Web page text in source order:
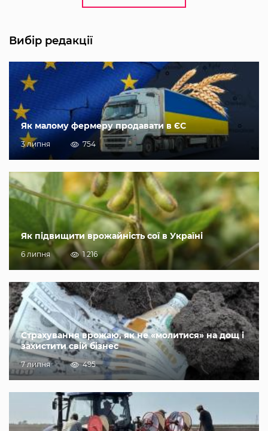
Вибір редакції
Як малому фермеру продавати в ЄС
3 липня 754
Як підвищити врожайність сої в Україні
6 липня 1 216
Страхування врожаю, як не «молитися» на дощ і
захистити свій бізнес
7 липня 495